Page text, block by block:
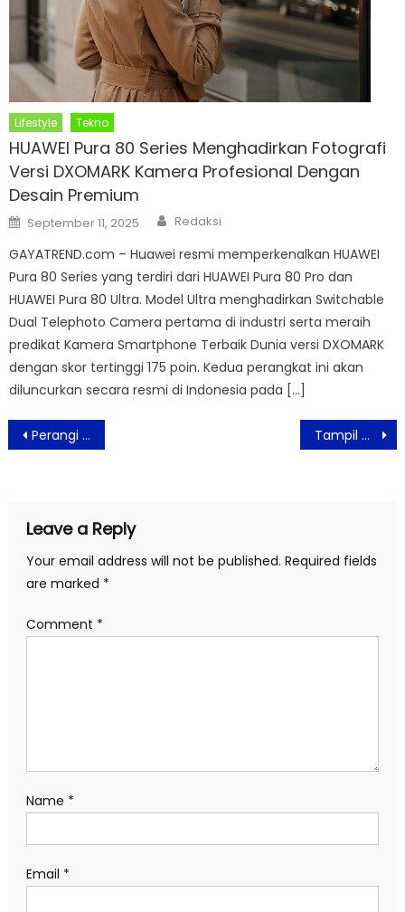
Lifestyle Tekno
HUAWEI Pura 80 Series Menghadirkan Fotografi
Versi DXOMARK Kamera Profesional Dengan
Desain Premium
Posted
on
September 11, 2025 Author
Redaksi
GAYATREND.com – Huawei resmi memperkenalkan HUAWEI
Pura 80 Series yang terdiri dari HUAWEI Pura 80 Pro dan
HUAWEI Pura 80 Ultra. Model Ultra menghadirkan Switchable
Dual Telephoto Camera pertama di industri serta meraih
predikat Kamera Smartphone Terbaik Dunia versi DXOMARK
dengan skor tertinggi 175 poin. Kedua perangkat ini akan
diluncurkan secara resmi di Indonesia pada […]
Post
navigation
Perangi Covid-19, RDS Group Care Dukung Tenaga Medis di Indonesia Tampil Dengan Genre Musik Pop Alternative, Fourtwnty Merilis Karya Terbaru ‘Nematomorpha’
Leave a Reply
Your email address will not be published. Required fields
are marked *
Comment *
Name *
Email *